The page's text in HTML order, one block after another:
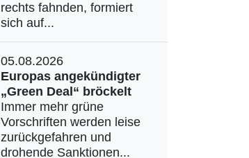
rechts fahnden, formiert
sich auf...
05.08.2026
Europas angekündigter
„Green Deal“ bröckelt
Immer mehr grüne
Vorschriften werden leise
zurückgefahren und
drohende Sanktionen...